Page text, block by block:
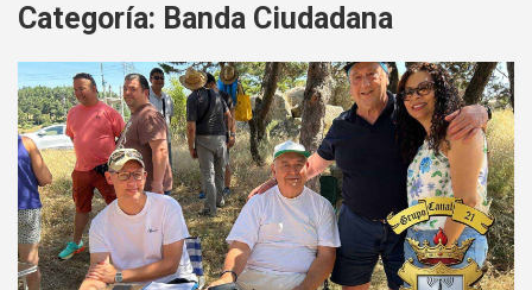
Categoría: Banda Ciudadana